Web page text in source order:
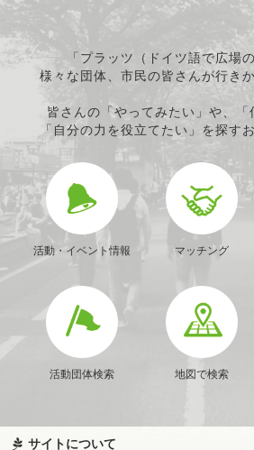
「プラッツ（ドイツ語で広場
様々な団体、市民の皆さんが行き
皆さんの「やってみたい」や、「
「自分の力を役立てたい」を探す
活動・イベント情報 マッチング
活動団体検索 地図で検索
サイトについて